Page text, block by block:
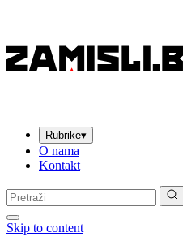
Rubrike▾
O nama
Kontakt
Pretraga:
Skip to content